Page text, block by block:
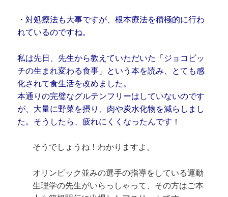
・対処療法も大事ですが、根本療法を積極的に行わ
れているのですね。
私は先日、先生から教えていただいた「ジョコビッ
チの生まれ変わる食事」という本を読み、とても感
化されて食生活を改めました。
本通りの完璧なグルテンフリーはしていないのです
が、大量に野菜を摂り、肉や炭水化物を減らしまし
た。そうしたら、疲れにくくなったんです！
そうでしょうね！わかりますよ。
オリンピック並みの選手の指導をしている運動
生理学の先生がいらっしゃって、その方はご本